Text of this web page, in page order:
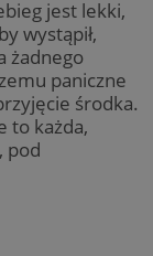
jest lekki,
wystąpił,
żadnego
paniczne
środka.
to każda,
pod